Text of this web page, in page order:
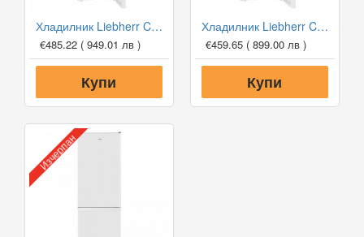
Хладилник Liebherr CU 331 SmartFrost
€485.22 ( 949.01 лв )
Купи
Хладилник Liebherr CU 281 SmartFrost
€459.65 ( 899.00 лв )
Купи
Изчерпан